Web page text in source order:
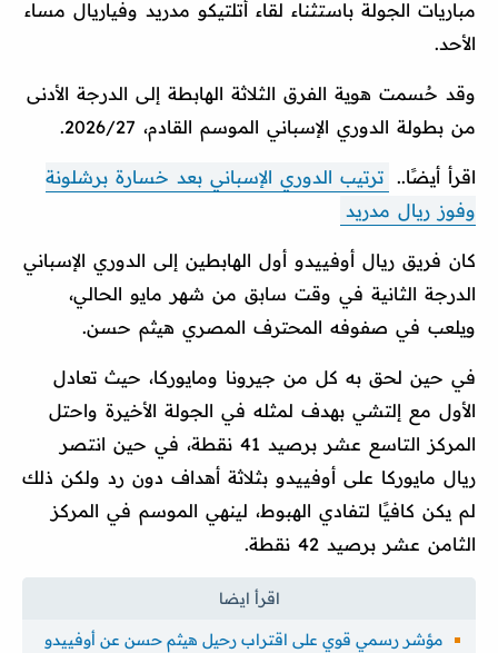
مباريات الجولة باستثناء لقاء أتلتيكو مدريد وفياريال مساء
الأحد.
وقد حُسمت هوية الفرق الثلاثة الهابطة إلى الدرجة الأدنى
من بطولة الدوري الإسباني الموسم القادم، 2026/27.
اقرأ أيضًا.. ترتيب الدوري الإسباني بعد خسارة برشلونة
وفوز ريال مدريد
كان فريق ريال أوفييدو أول الهابطين إلى الدوري الإسباني
الدرجة الثانية في وقت سابق من شهر مايو الحالي،
ويلعب في صفوفه المحترف المصري هيثم حسن.
في حين لحق به كل من جيرونا ومايوركا، حيث تعادل
الأول مع إلتشي بهدف لمثله في الجولة الأخيرة واحتل
المركز التاسع عشر برصيد 41 نقطة، في حين انتصر
ريال مايوركا على أوفييدو بثلاثة أهداف دون رد ولكن ذلك
لم يكن كافيًا لتفادي الهبوط، لينهي الموسم في المركز
الثامن عشر برصيد 42 نقطة.
مؤشر رسمي قوي على اقتراب رحيل هيثم حسن عن أوفييدو